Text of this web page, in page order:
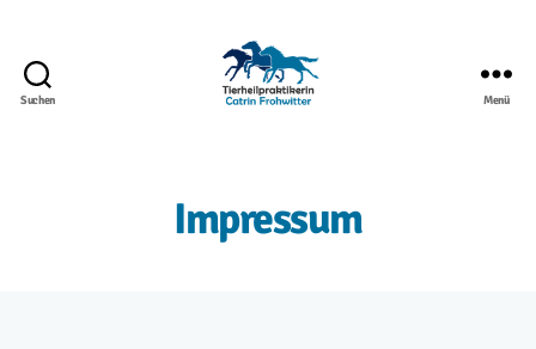
Suchen
Frohwitter
Menü
Impressum